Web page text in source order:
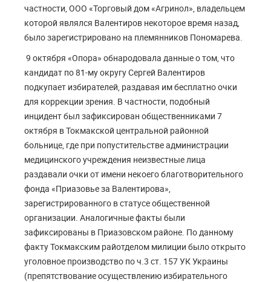
частности, ООО «Торговый дом «Агринол», владельцем
которой являлся Валентиров некоторое время назад,
было зарегистрировано на племянников Пономарева.
9 октября «Опора» обнародовала данные о том, что
кандидат по 81-му округу Сергей Валентиров
подкупает избирателей, раздавая им бесплатно очки
для коррекции зрения. В частности, подобный
инцидент был зафиксирован общественниками 7
октября в Токмакской центральной районной
больнице, где при попустительстве администрации
медицинского учреждения неизвестные лица
раздавали очки от имени некоего благотворительного
фонда «Приазовье за Валентирова»,
зарегистрированного в статусе общественной
организации. Аналогичные факты были
зафиксированы в Приазовском районе. По данному
факту Токмакским райотделом милиции было открыто
уголовное производство по ч.3 ст. 157 УК Украины
(препятствование осуществлению избирательного